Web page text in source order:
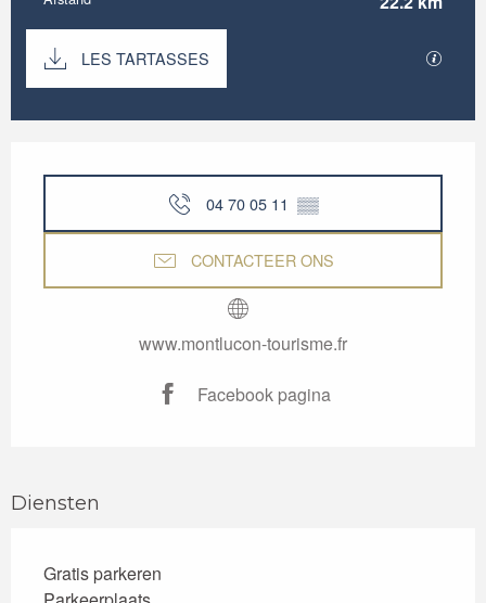
Documentatie
LES TARTASSES Met
04 70 05 11 ▒▒
CONTACTEER ONS
www.montlucon-tourisme.fr
Facebook pagina
Diensten
Gratis parkeren